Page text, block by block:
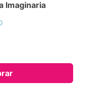
Imaginaria